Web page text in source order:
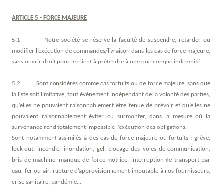
ARTICLE 5 - FORCE MAJEURE
5.1 Notre société se réserve la faculté de suspendre, retarder ou
modifier l’exécution de commandes/livraison dans les cas de force majeure,
sans ouvrir droit pour le client à prétendre à une quelconque indemnité.
5.2 Sont considérés comme cas fortuits ou de force majeure, sans que
la liste soit limitative, tout événement indépendant de la volonté des parties,
qu’elles ne pouvaient raisonnablement être tenue de prévoir et qu’elles ne
pouvaient raisonnablement éviter ou surmonter, dans la mesure où la
survenance rend totalement impossible l’exécution des obligations.
Sont notamment assimilés à des cas de force majeure ou fortuits : grève,
lock-out, incendie, inondation, gel, blocage des voies de communication,
bris de machine, manque de force motrice, interruption de transport par
eau, fer ou air, rupture d’approvisionnement imputable à nos fournisseurs,
crise sanitaire, pandémie…